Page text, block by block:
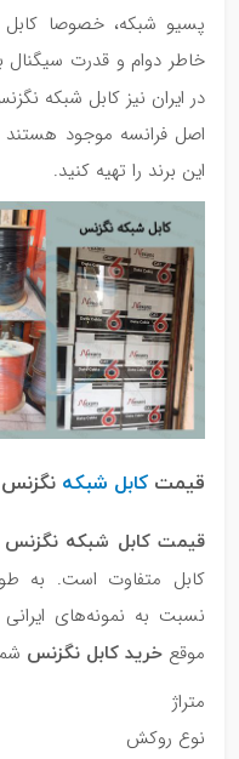
پسیو شبکه، خصوصا کابل
خاطر دوام و قدرت سیگنال
در ایران نیز کابل شبکه
اصل فرانسه موجود
این برند را تهیه کنید.
قیمت کابل شبکه نگزنس
قیمت کابل شبکه نگزنس
کابل متفاوت است. به
نسبت به نمونه‌های
موقع خرید کابل نگزنس
متراژ
نوع روکش